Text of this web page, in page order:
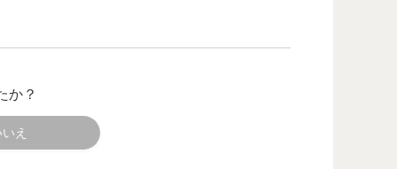
か？
え